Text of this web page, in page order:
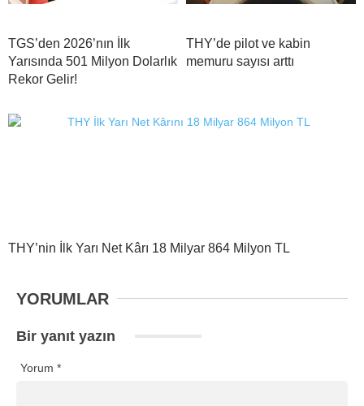
TGS’den 2026’nın İlk
Yarısında 501 Milyon Dolarlık
Rekor Gelir!
THY’de pilot ve kabin
memuru sayısı arttı
THY’nin İlk Yarı Net Kârı 18 Milyar 864 Milyon TL
YORUMLAR
Bir yanıt yazın
Yorum *